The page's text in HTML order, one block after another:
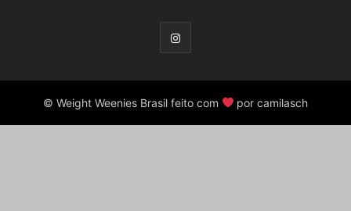
© Weight Weenies Brasil feito com por camilasch